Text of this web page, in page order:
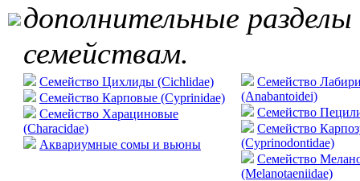
дополнительные разделы
семействам.
Семейство Цихлиды (Cichlidae)
Семейство Карповые (Cyprinidae)
Семейство Харациновые
(Characidae)
Аквариумные сомы и вьюны
Семейство
(Anabantoidei)
Cемейство
Семейство
(Cyprinodontidae)
Семейство
(Melanotaeniidae)